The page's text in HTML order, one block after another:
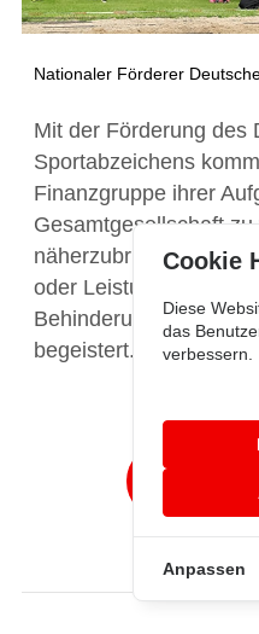
Nationaler Förderer
Mit der Förderung des
Sportabzeichens
Finanzgruppe ihrer
Gesamtgesellschaft
näherzubringen. Egal
oder
Behinderung: Das
begeistert.
Mehr
Cookie
Diese
das
verbessern.
Anpassen